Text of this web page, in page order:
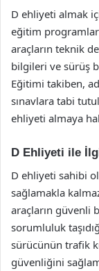
D ehliyeti almak
eğitim
araçların teknik
bilgileri ve sürüş
Eğitimi takiben,
sınavlara tabi
ehliyeti almaya
D Ehliyeti ile
D ehliyeti sahibi
sağlamakla
araçların güvenli
sorumluluk
sürücünün trafik
güvenliğini